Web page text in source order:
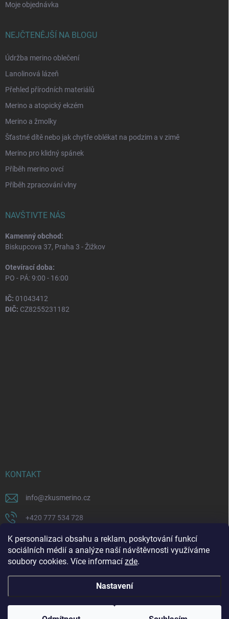
K personalizaci obsahu a reklam, poskytování funkcí
sociálních médií a analýze naší návštěvnosti využíváme
soubory cookies. Více informací zde.
Nastavení
Moje objednávka
NEJČTENĚJŠÍ NA BLOGU
Údržba merino oblečení
Lanolinová lázeň
Přehled přírodních materiálů
Merino a atopický ekzém
Merino a žmolky
Šťastné dítě nebo jak chytře oblékat na podzim a v zimě
Merino pro klidný spánek
Příběh merino ovcí
Příběh zpracování vlny
NAVŠTIVTE NÁS
Kamenný obchod:
Biskupcova 37, Praha 3 - Žižkov
Otevírací doba:
PO - PÁ: 9:00 - 16:00
IČ: 01043412
DIČ: CZ8255231182
KONTAKT
info@zkusmerino.cz
+420 777 534 728
https://www.facebook.com/zkusmerino/
zkusmerino.cz
Copyright 2026ZKUSMERINO. Všechna práva vyhrazena.Upravit nastavení